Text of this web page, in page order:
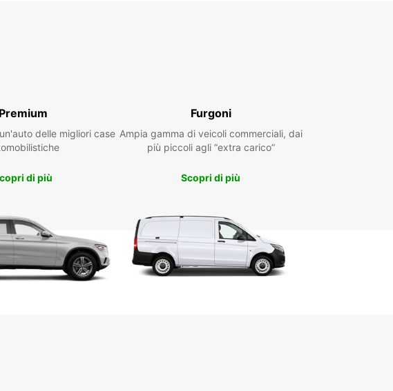
Premium
delle migliori case
di più
Furgoni
Ampia gamma di veicoli commerciali, dai
più piccoli agli “extra carico”
Scopri di più